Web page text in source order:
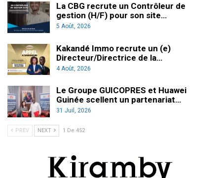
La CBG recrute un Contrôleur de
gestion (H/F) pour son site…
5 Août, 2026
Kakandé Immo recrute un (e)
Directeur/Directrice de la…
4 Août, 2026
Le Groupe GUICOPRES et Huawei
Guinée scellent un partenariat…
31 Juil, 2026
PREV NEXT 1 De 452